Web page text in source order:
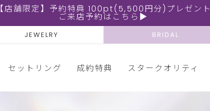
【店舗限定】予約特典 100pt(5,500円分)プレゼント
ご来店予約はこちら▶
JEWELRY BRIDAL
セットリング 成約特典 スタークオリティ